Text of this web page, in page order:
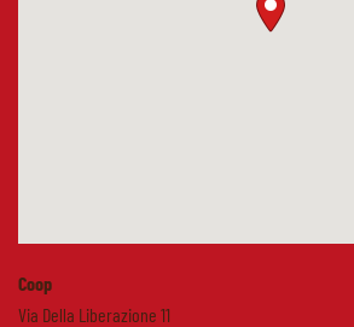
Coop
Via Della Liberazione 11